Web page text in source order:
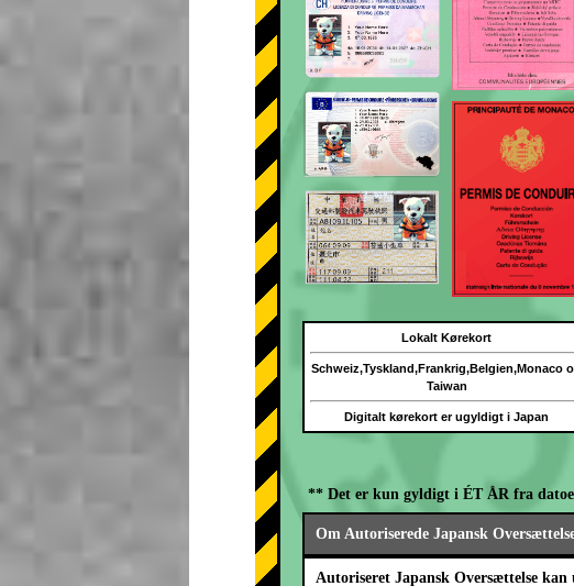
Lokalt Kørekort
Schweiz,Tyskland,Frankrig,Belgien,Monaco
Taiwan
Digitalt kørekort er ugyldigt i Japan
** Det er kun gyldigt i ÉT ÅR fra
Om Autoriserede Japansk
Autoriseret Japansk Oversættelse